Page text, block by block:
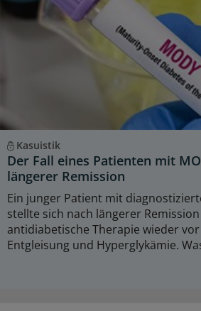
Kasuistik
Der Fall eines Patienten mit
längerer Remission
Ein junger Patient mit
stellte sich nach längerer
antidiabetische Therapie wieder
Entgleisung und Hyperglykämie.